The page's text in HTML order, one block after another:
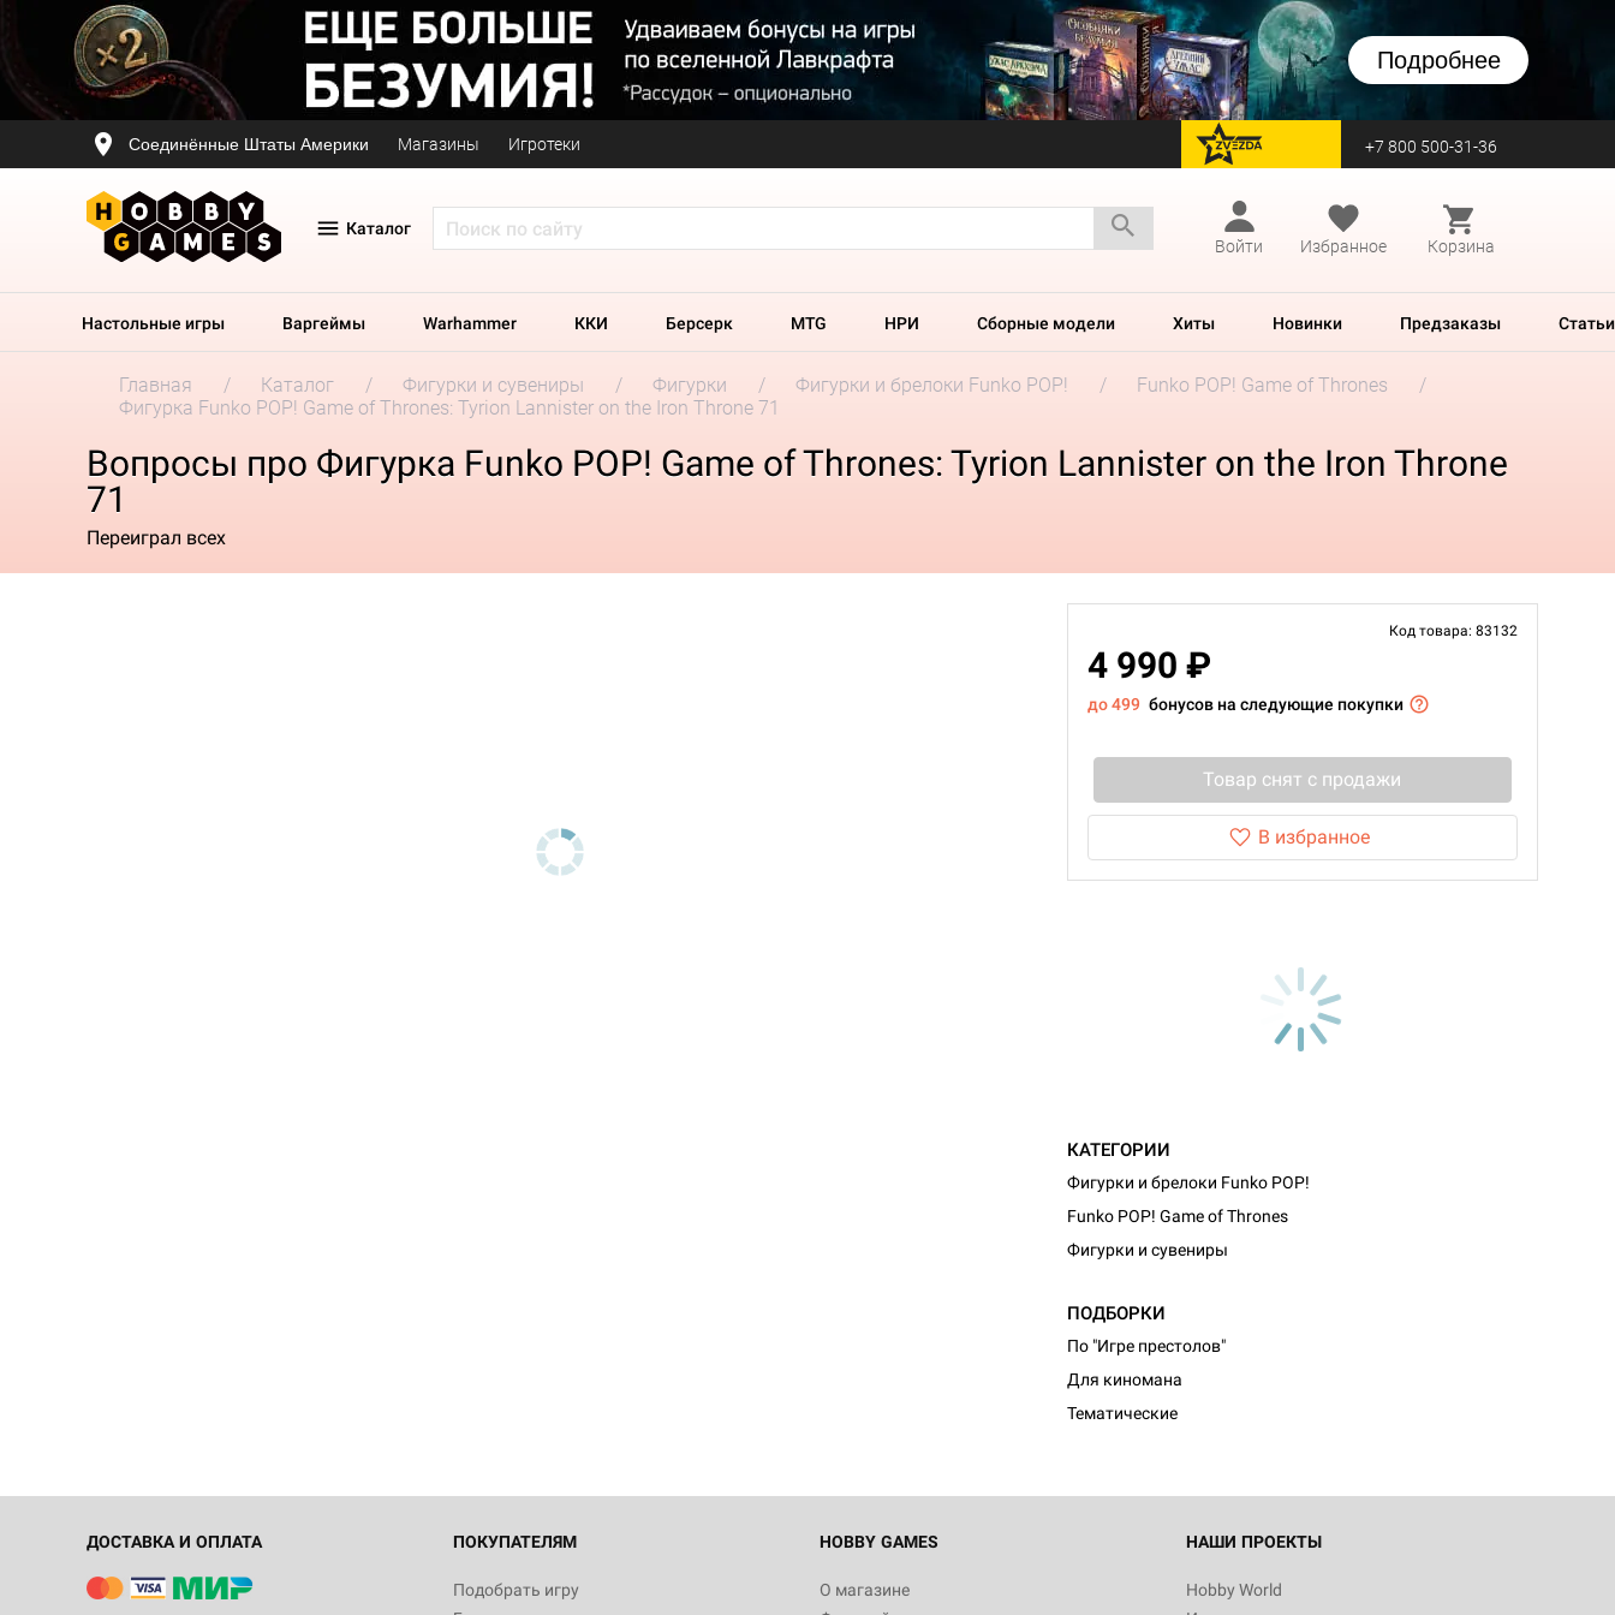
Подробнее
Соединённые Штаты Америки Магазины Игротеки перейти на Zvezda +7 800 500-31-36
Каталог
Войти
Избранное Корзина
Настольные игры Варгеймы Warhammer ККИ Берсерк MTG НРИ Сборные модели Хиты Новинки Предзаказы Статьи
Главная Каталог Фигурки и сувениры Фигурки Фигурки и брелоки Funko POP!
Funko POP! Game of Thrones
Фигурка Funko POP! Game of Thrones: Tyrion Lannister on the Iron Throne 71
Вопросы про Фигурка Funko POP! Game of Thrones: Tyrion Lannister on the Iron Throne
71
Переиграл всех
Код товара: 83132
4 990 ₽
до 499 бонусов на следующие покупки
Товар снят с продажи
В избранное
КАТЕГОРИИ
Фигурки и брелоки Funko POP!
Funko POP! Game of Thrones
Фигурки и сувениры
ПОДБОРКИ
По "Игре престолов"
Для киномана
Тематические
ДОСТАВКА И ОПЛАТА ПОКУПАТЕЛЯМ
Подобрать игру
HOBBY GAMES
О магазине
НАШИ ПРОЕКТЫ
Hobby World